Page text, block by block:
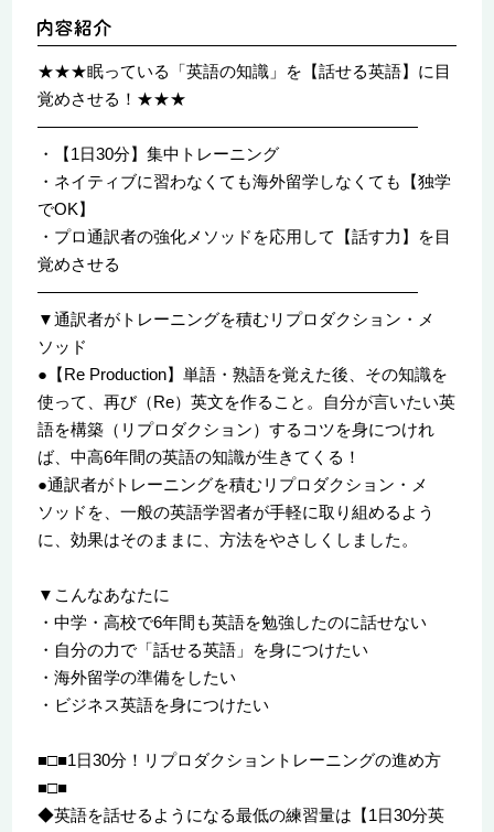
★★★眠っている「英語の知識」を【話せる英語】に目
覚めさせる！★★★
―――――――――――――――――――――――
・【1日30分】集中トレーニング
・ネイティブに習わなくても海外留学しなくても【独学
でOK】
・プロ通訳者の強化メソッドを応用して【話す力】を目
覚めさせる
―――――――――――――――――――――――
▼通訳者がトレーニングを積むリプロダクション・メ
ソッド
●【Re Production】単語・熟語を覚えた後、その知識を
使って、再び（Re）英文を作ること。自分が言いたい英
語を構築（リプロダクション）するコツを身につけれ
ば、中高6年間の英語の知識が生きてくる！
●通訳者がトレーニングを積むリプロダクション・メ
ソッドを、一般の英語学習者が手軽に取り組めるよう
に、効果はそのままに、方法をやさしくしました。
▼こんなあなたに
・中学・高校で6年間も英語を勉強したのに話せない
・自分の力で「話せる英語」を身につけたい
・海外留学の準備をしたい
・ビジネス英語を身につけたい
■□■1日30分！リプロダクショントレーニングの進め方
■□■
◆英語を話せるようになる最低の練習量は【1日30分英